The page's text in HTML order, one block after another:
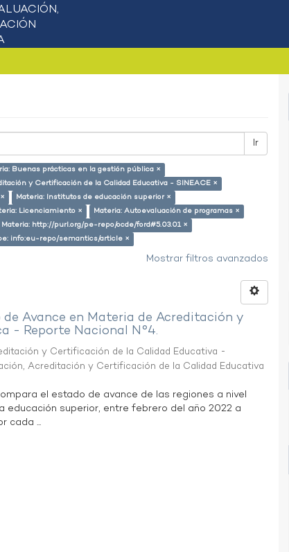
Ir
Buenas prácticas en la gestión pública ×
y Certificación de la Calidad Educativa - SINEACE ×
Materia: Institutos de educación superior ×
Licenciamiento ×
Materia: Autoevaluación de programas ×
Materia: http://purl.org/pe-repo/ocde/ford#5.03.01 ×
info:eu-repo/semantics/article ×
Mostrar filtros avanzados
Avance en Materia de Acreditación y
- Reporte Nacional N°4.
y Certificación de la Calidad Educativa -
Acreditación y Certificación de la Calidad Educativa
el estado de avance de las regiones a nivel
educación superior, entre febrero del año 2022 a
cada ...